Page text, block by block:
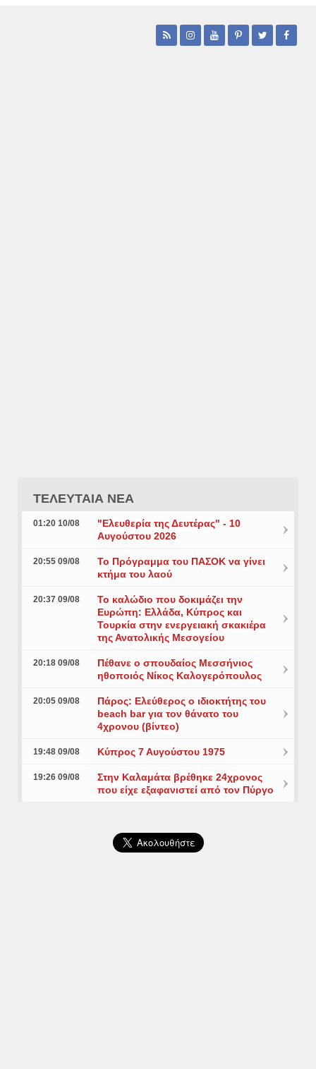
ΤΕΛΕΥΤΑΙΑ ΝΕΑ
01:20 10/08
"Ελευθερία της Δευτέρας" - 10
Αυγούστου 2026
20:55 09/08
Το Πρόγραμμα του ΠΑΣΟΚ να γίνει
κτήμα του λαού
20:37 09/08
Το καλώδιο που δοκιμάζει την
Ευρώπη: Ελλάδα, Κύπρος και
Τουρκία στην ενεργειακή σκακιέρα
της Ανατολικής Μεσογείου
20:18 09/08
Πέθανε ο σπουδαίος Μεσσήνιος
ηθοποιός Νίκος Καλογερόπουλος
20:05 09/08
Πάρος: Ελεύθερος ο ιδιοκτήτης του
beach bar για τον θάνατο του
4χρονου (βίντεο)
19:48 09/08 Κύπρος 7 Αυγούστου 1975
19:26 09/08
Στην Καλαμάτα βρέθηκε 24χρονος
που είχε εξαφανιστεί από τον Πύργο